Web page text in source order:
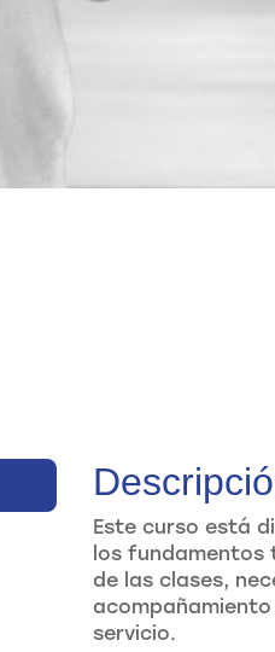
Este curso está
los
de las clases,
servicio.